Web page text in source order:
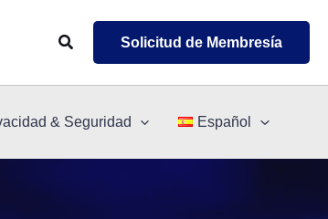
Buscar Solicitud de Membresía
& Seguridad Español